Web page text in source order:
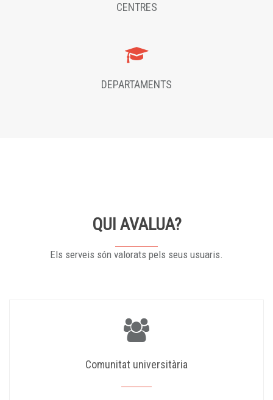
CENTRES
DEPARTAMENTS
QUI AVALUA?
Els serveis són valorats pels seus usuaris.
Comunitat universitària